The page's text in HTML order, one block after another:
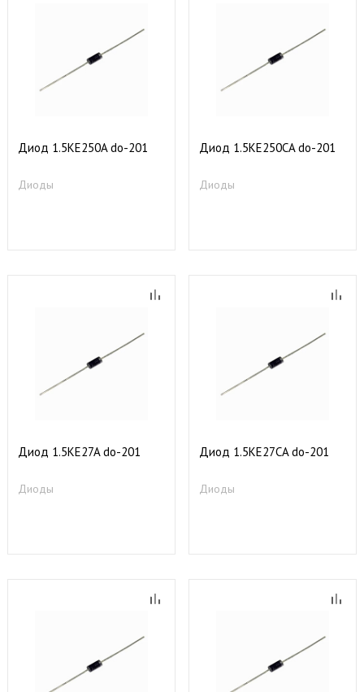
Диод 1.5KE250A do-201
Диоды
Диод 1.5KE250СA do-201
Диоды
Диод 1.5KE27A do-201
Диоды
Диод 1.5KE27CA do-201
Диоды